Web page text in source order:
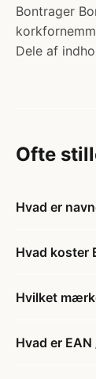
Bontrager
Dele af
Ofte
Hvad er
Hvad koster
Hvilket
Hvad er